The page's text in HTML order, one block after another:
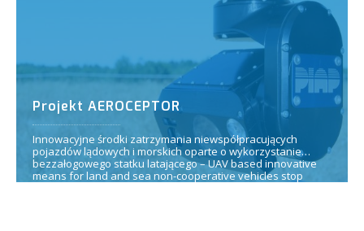
Projekt AEROCEPTOR
Innowacyjne środki zatrzymania niewspółpracujących
pojazdów lądowych i morskich oparte o wykorzystanie
bezzałogowego statku latającego – UAV based innovative
means for land and sea non-cooperative vehicles stop